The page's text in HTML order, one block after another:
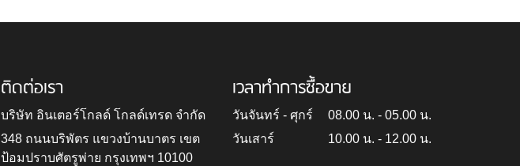
ติดต่อเรา
บริษัท อินเตอร์โกลด์ โกลด์เทรด จำกัด
348 ถนนบริพัตร แขวงบ้านบาตร เขต
ป้อมปราบศัตรูพ่าย กรุงเทพฯ 10100
เวลาทำการซื้อขาย
วันจันทร์ - ศุกร์
08.00 น. - 05.00 น.
วันเสาร์
10.00 น. - 12.00 น.